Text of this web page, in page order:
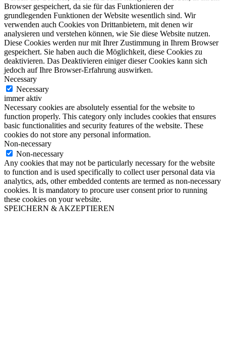
Browser gespeichert, da sie für das Funktionieren der
grundlegenden Funktionen der Website wesentlich sind. Wir
verwenden auch Cookies von Drittanbietern, mit denen wir
analysieren und verstehen können, wie Sie diese Website nutzen.
Diese Cookies werden nur mit Ihrer Zustimmung in Ihrem Browser
gespeichert. Sie haben auch die Möglichkeit, diese Cookies zu
deaktivieren. Das Deaktivieren einiger dieser Cookies kann sich
jedoch auf Ihre Browser-Erfahrung auswirken.
Necessary
Necessary
immer aktiv
Necessary cookies are absolutely essential for the website to
function properly. This category only includes cookies that ensures
basic functionalities and security features of the website. These
cookies do not store any personal information.
Non-necessary
Non-necessary
Any cookies that may not be particularly necessary for the website
to function and is used specifically to collect user personal data via
analytics, ads, other embedded contents are termed as non-necessary
cookies. It is mandatory to procure user consent prior to running
these cookies on your website.
SPEICHERN & AKZEPTIEREN